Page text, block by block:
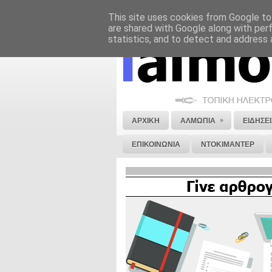
ΝΟΜΙΚΗ ΣΗΜΕΙΩΣΗ ΔΙΑΦΗΜΙΣΗ
ΑΡΧΙΚΗ ΑΛΜΩΠΙΑ »
ΕΠΙΚΟΙΝΩΝΙΑ ΝΤΟΚΙΜΑΝΤΕΡ
This site uses cookies from Google
are shared with Google along with
statistics, and to detect and address